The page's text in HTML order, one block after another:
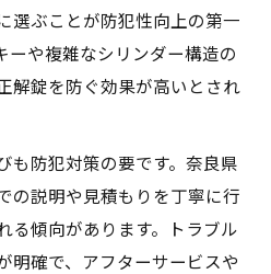
選ぶことが防犯性向上の第一
ーや複雑なシリンダー構造の
解錠を防ぐ効果が高いとされ
も防犯対策の要です。奈良県
の説明や見積もりを丁寧に行
る傾向があります。トラブル
明確で、アフターサービスや